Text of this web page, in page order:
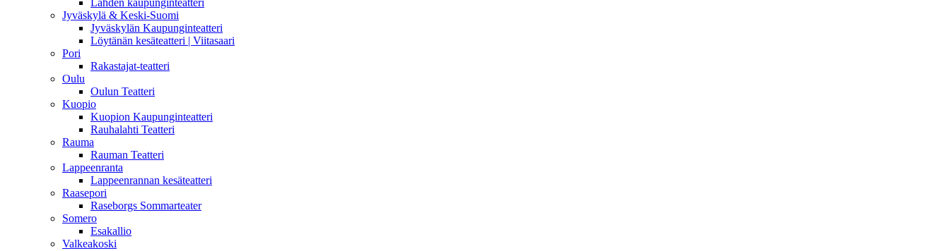
Lahden kaupunginteatteri
Jyväskylä & Keski-Suomi
Jyväskylän Kaupunginteatteri
Löytänän kesäteatteri | Viitasaari
Pori
Rakastajat-teatteri
Oulu
Oulun Teatteri
Kuopio
Kuopion Kaupunginteatteri
Rauhalahti Teatteri
Rauma
Rauman Teatteri
Lappeenranta
Lappeenrannan kesäteatteri
Raasepori
Raseborgs Sommarteater
Somero
Esakallio
Valkeakoski